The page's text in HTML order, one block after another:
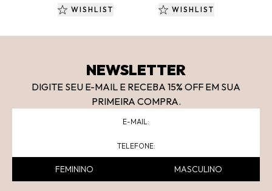
WISHLIST WISHLIST
NEWSLETTER
DIGITE SEU E-MAIL E RECEBA 15% OFF EM SUA
PRIMEIRA COMPRA.
FEMININO MASCULINO